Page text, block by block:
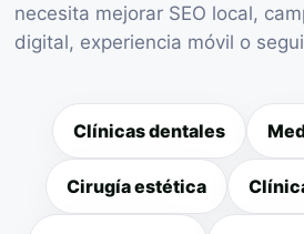
necesita mejorar SEO local,
digital, experiencia móvil o
Clínicas dentales
Cirugía estética